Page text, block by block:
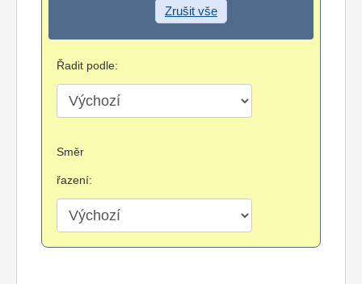
Zrušit vše
Řadit podle:
Směr
řazení: